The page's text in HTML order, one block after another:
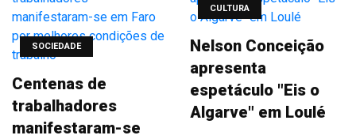
SOCIEDADE
Centenas de
trabalhadores
manifestaram-se
CULTURA
Nelson Conceição
apresenta
espetáculo "Eis o
Algarve" em Loulé